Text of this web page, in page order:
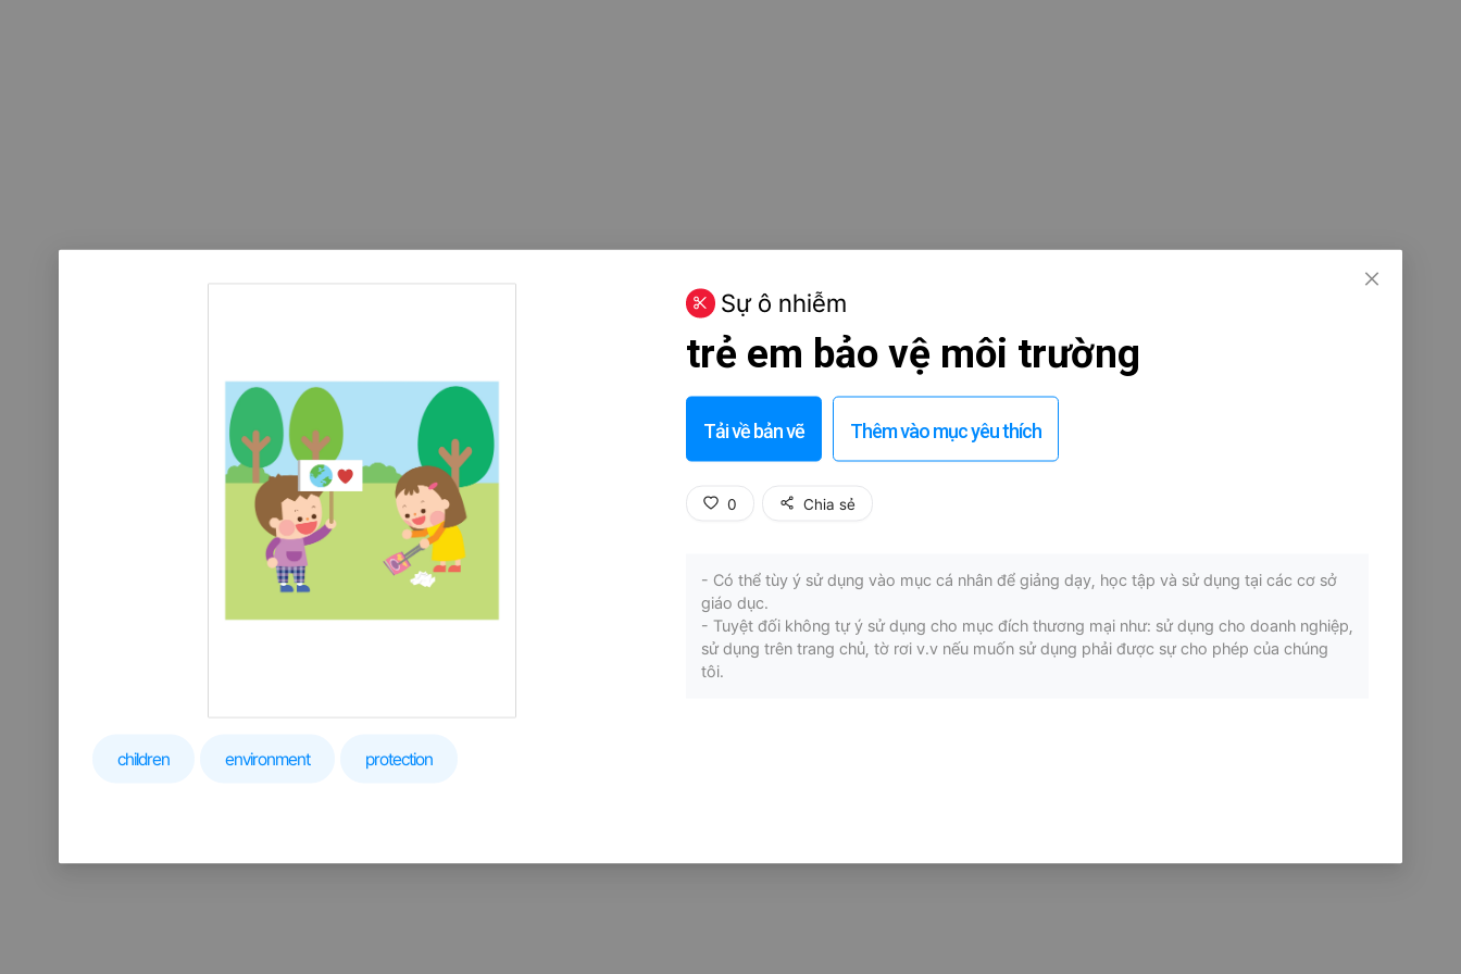
Sự ô nhiễm
trẻ em bảo vệ môi trường
Tải về bản vẽ Thêm vào mục yêu thích
0 Chia sẻ
- Có thể tùy ý sử dụng vào mục cá nhân để giảng dạy, học tập và sử dụng tại các cơ sở
giáo dục.
- Tuyệt đối không tự ý sử dụng cho mục đích thương mại như: sử dụng cho doanh nghiệp,
sử dụng trên trang chủ, tờ rơi v.v nếu muốn sử dụng phải được sự cho phép của chúng
tôi.
children environment protection